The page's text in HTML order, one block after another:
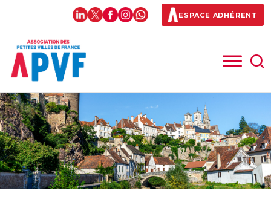
ESPACE ADHÉRENT